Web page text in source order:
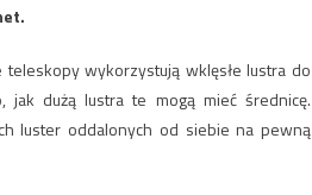
teleskopy wykorzystują wklęsłe lustra do
jak dużą lustra te mogą mieć średnicę.
luster oddalonych od siebie na pewną